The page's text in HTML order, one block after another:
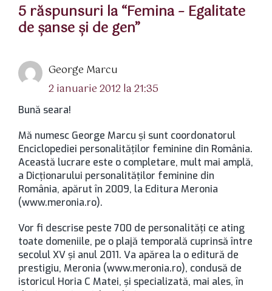
5 răspunsuri la “Femina – Egalitate
de şanse şi de gen”
George Marcu
2 ianuarie 2012 la 21:35
Bună seara!
Mă numesc George Marcu şi sunt coordonatorul
Enciclopediei personalităților feminine din România.
Această lucrare este o completare, mult mai amplă,
a Dicţionarului personalităților feminine din
România, apărut în 2009, la Editura Meronia
(www.meronia.ro).
Vor fi descrise peste 700 de personalităţi ce ating
toate domeniile, pe o plajă temporală cuprinsă între
secolul XV şi anul 2011. Va apărea la o editură de
prestigiu, Meronia (www.meronia.ro), condusă de
istoricul Horia C Matei, şi specializată, mai ales, în